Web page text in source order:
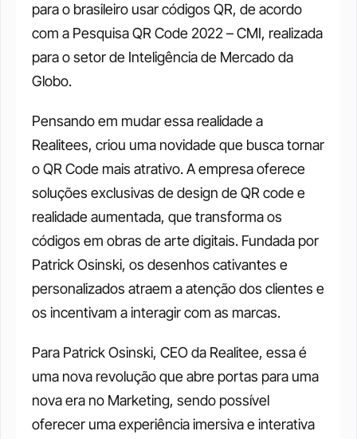
para o brasileiro usar códigos QR, de acordo
com a Pesquisa QR Code 2022 – CMI, realizada
para o setor de Inteligência de Mercado da
Globo.
Pensando em mudar essa realidade a
Realitees, criou uma novidade que busca tornar
o QR Code mais atrativo. A empresa oferece
soluções exclusivas de design de QR code e
realidade aumentada, que transforma os
códigos em obras de arte digitais. Fundada por
Patrick Osinski, os desenhos cativantes e
personalizados atraem a atenção dos clientes e
os incentivam a interagir com as marcas.
Para Patrick Osinski, CEO da Realitee, essa é
uma nova revolução que abre portas para uma
nova era no Marketing, sendo possível
oferecer uma experiência imersiva e interativa